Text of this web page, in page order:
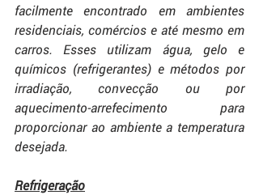
facilmente encontrado em ambientes
residenciais, comércios e até mesmo em
carros. Esses utilizam água, gelo e
químicos (refrigerantes) e métodos por
irradiação, convecção ou por
aquecimento-arrefecimento para
proporcionar ao ambiente a temperatura
desejada.
Refrigeração